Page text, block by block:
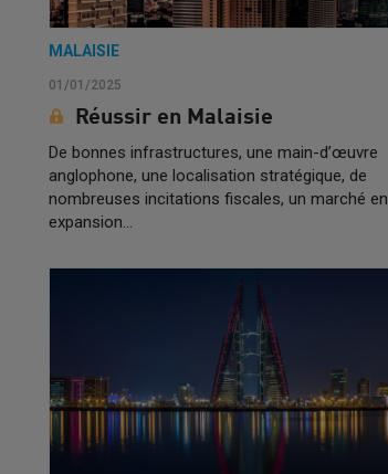
MALAISIE
01/01/2025
Réussir en Malaisie
De bonnes infrastructures, une main-d’œuvre
anglophone, une localisation stratégique, de
nombreuses incitations fiscales, un marché en
expansion...